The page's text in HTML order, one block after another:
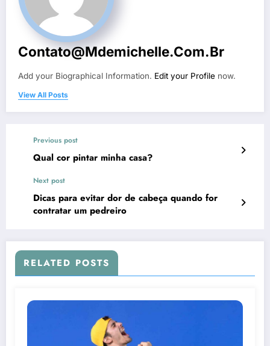
Contato@mdemichelle.com.br
Add your Biographical Information. Edit your Profile now.
View All Posts
Previous post
Qual cor pintar minha casa?
Next post
Dicas para evitar dor de cabeça quando for
contratar um pedreiro
RELATED POSTS